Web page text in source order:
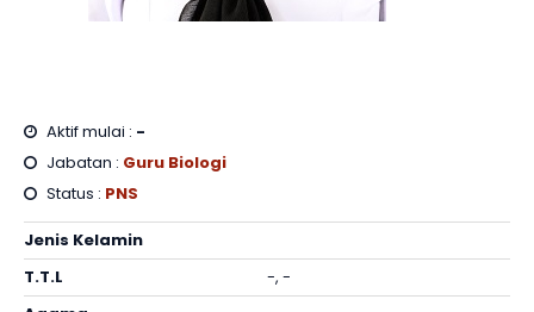
Aktif mulai : -
Jabatan : Guru Biologi
Status : PNS
Jenis Kelamin
T.T.L
-, -